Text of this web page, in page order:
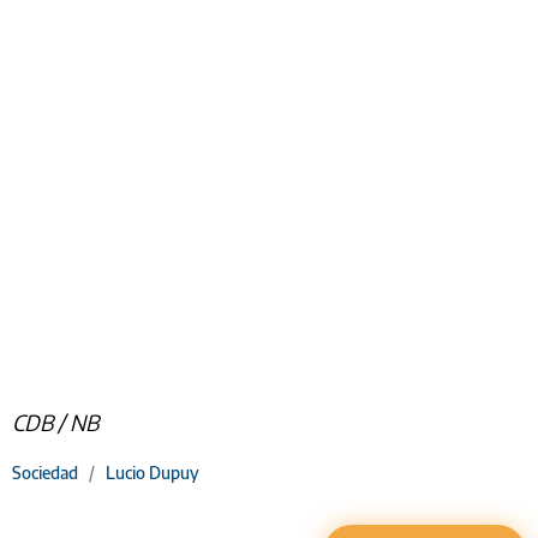
CDB / NB
Sociedad / Lucio Dupuy